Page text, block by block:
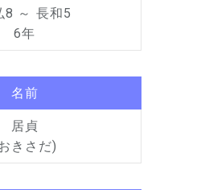
8 ～ 長和5
6年
名前
居貞
きさだ)